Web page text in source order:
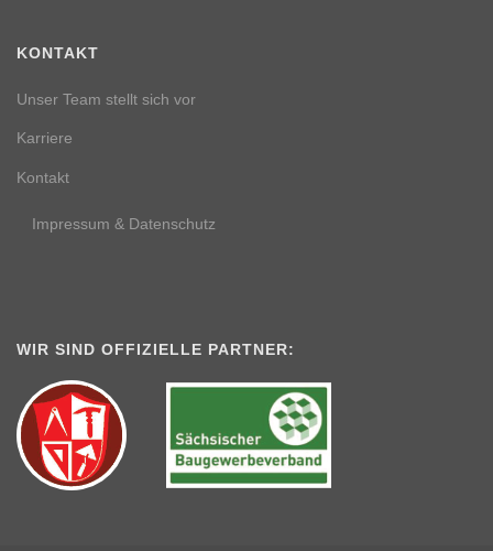
KONTAKT
Unser Team stellt sich vor
Karriere
Kontakt
Impressum & Datenschutz
WIR SIND OFFIZIELLE PARTNER: